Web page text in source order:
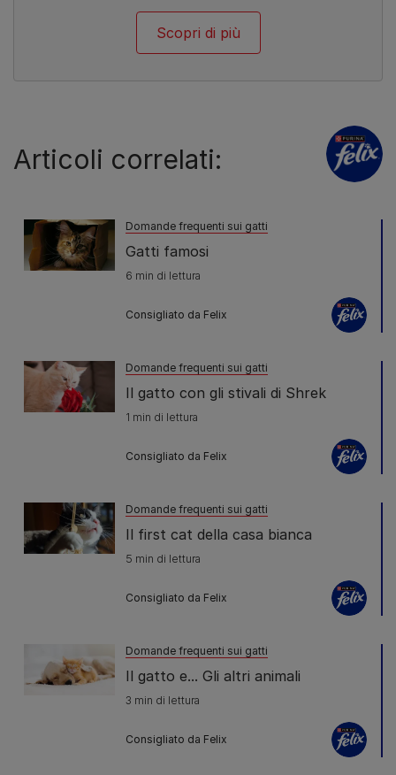
Scopri di più
Articoli correlati:
Domande frequenti sui gatti
Gatti famosi
6 min di lettura
Consigliato da Felix
Domande frequenti sui gatti
Il gatto con gli stivali di Shrek
1 min di lettura
Consigliato da Felix
Domande frequenti sui gatti
Il first cat della casa bianca
5 min di lettura
Consigliato da Felix
Domande frequenti sui gatti
Il gatto e... Gli altri animali
3 min di lettura
Consigliato da Felix